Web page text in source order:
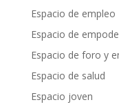
Espacio de empleo
Espacio de
Espacio de foro y
Espacio de salud
Espacio joven